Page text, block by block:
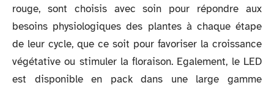
rouge, sont choisis avec soin pour répondre aux
besoins physiologiques des plantes à chaque étape
de leur cycle, que ce soit pour favoriser la croissance
végétative ou stimuler la floraison. Egalement, le LED
est disponible en pack dans une large gamme